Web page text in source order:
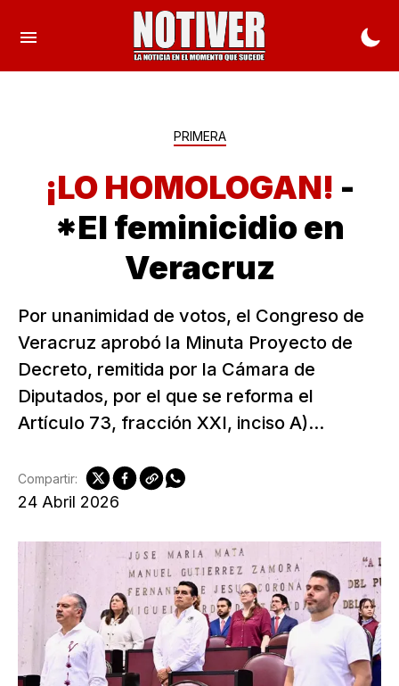
PRIMERA
¡LO HOMOLOGAN! -
*El feminicidio en
Veracruz
Por unanimidad de votos, el Congreso de
Veracruz aprobó la Minuta Proyecto de
Decreto, remitida por la Cámara de
Diputados, por el que se reforma el
Artículo 73, fracción XXI, inciso A)...
24 Abril 2026
Compartir: